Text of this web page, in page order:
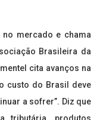
mercado e chama
Brasileira da
cita avanços na
custo do Brasil deve
a sofrer”. Diz que